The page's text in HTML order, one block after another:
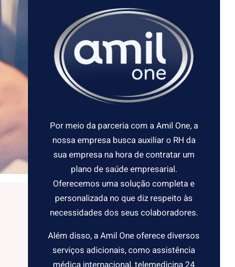
Por meio da parceria com a Amil One, a
nossa empresa busca auxiliar o RH da
sua empresa na hora de contratar um
plano de saúde empresarial.
Oferecemos uma solução completa e
personalizada no que diz respeito às
necessidades dos seus colaboradores.
Além disso, a Amil One oferece diversos
serviços adicionais, como assistência